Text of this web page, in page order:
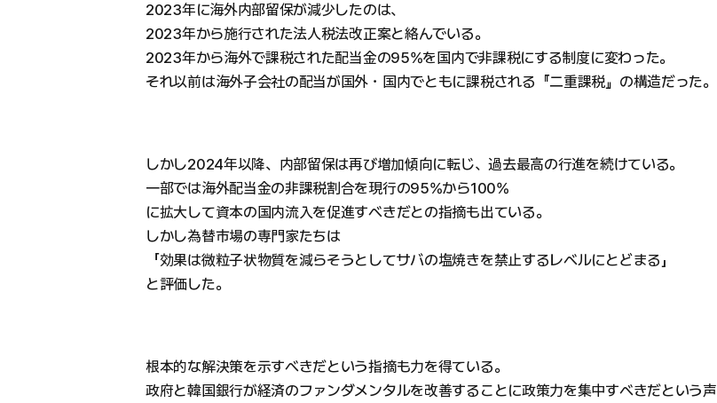
2023年に海外内部留保が減少したのは、
2023年から施行された法人税法改正案と絡んでいる。
2023年から海外で課税された配当金の95%を国内で非課税にする制度に変わった。
それ以前は海外子会社の配当が国外・国内でともに課税される『二重課税』の構造だった。
しかし2024年以降、内部留保は再び増加傾向に転じ、過去最高の行進を続けている。
一部では海外配当金の非課税割合を現行の95%から100%
に拡大して資本の国内流入を促進すべきだとの指摘も出ている。
しかし為替市場の専門家たちは
「効果は微粒子状物質を減らそうとしてサバの塩焼きを禁止するレベルにとどまる」
と評価した。
根本的な解決策を示すべきだという指摘も力を得ている。
政府と韓国銀行が経済のファンダメンタルを改善することに政策力を集中すべきだという声